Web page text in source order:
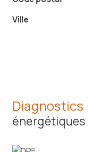
Ville
Diagnostics
énergétiques